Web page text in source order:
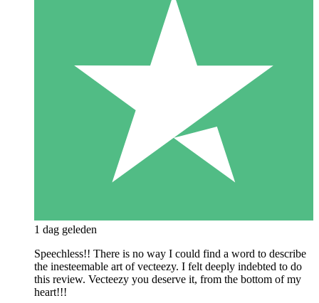
1 dag geleden
Speechless!! There is no way I could find a word to describe
the inesteemable art of vecteezy. I felt deeply indebted to do
this review. Vecteezy you deserve it, from the bottom of my
heart!!!